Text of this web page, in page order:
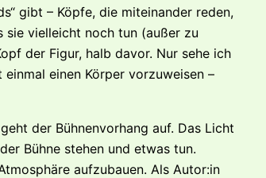
gibt – Köpfe, die miteinander reden,
vielleicht noch tun (außer zu
der Figur, halb davor. Nur sehe ich
einen Körper vorzuweisen –
der Bühnenvorhang auf. Das Licht
Bühne stehen und etwas tun.
aufzubauen. Als Autor:in